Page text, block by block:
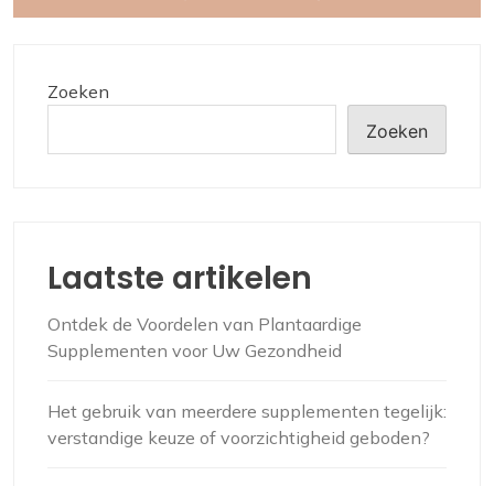
Zoeken
Zoeken
Laatste artikelen
Ontdek de Voordelen van Plantaardige
Supplementen voor Uw Gezondheid
Het gebruik van meerdere supplementen tegelijk:
verstandige keuze of voorzichtigheid geboden?